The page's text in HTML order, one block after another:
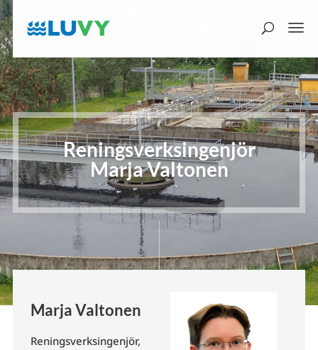
Reningsverksingenjör
Marja Valtonen
Marja Valtonen
Reningsverksingenjör,